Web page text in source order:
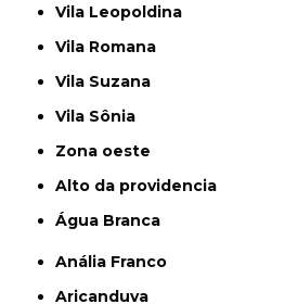
Vila Leopoldina
Vila Romana
Vila Suzana
Vila Sônia
Zona oeste
alto da providencia
Água Branca
Anália Franco
Aricanduva